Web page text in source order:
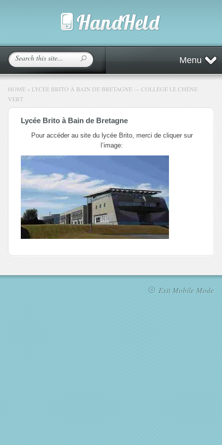
Menu
HOME » LYCÉE BRITO À BAIN DE BRETAGNE — COLLÈGE LE CHÊNE
VERT
Lycée Brito à Bain de Bretagne
Pour accéder au site du lycée Brito, merci de cliquer sur
l’image:
Exit Mobile Mode